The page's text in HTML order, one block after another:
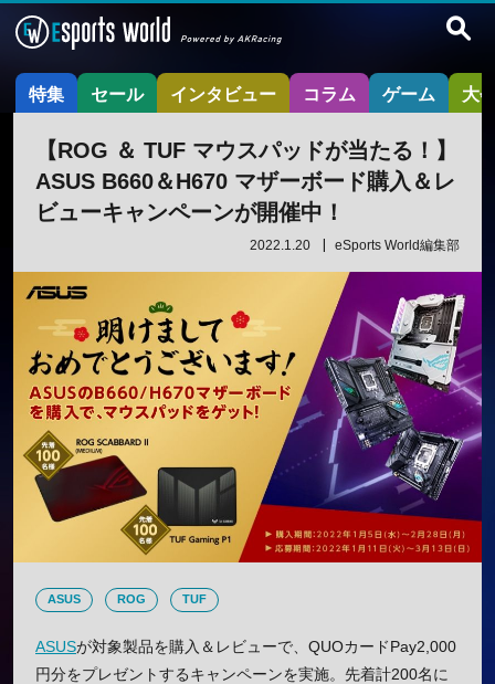
特集 セール インタビュー コラム ゲーム 大
【ROG ＆ TUF マウスパッドが当たる！】
ASUS B660＆H670 マザーボード購入＆レ
ビューキャンペーンが開催中！
2022.1.20 eSports World編集部
ASUS ROG TUF
ASUSが対象製品を購入＆レビューで、QUOカードPay2,000
円分をプレゼントするキャンペーンを実施。先着計200名に